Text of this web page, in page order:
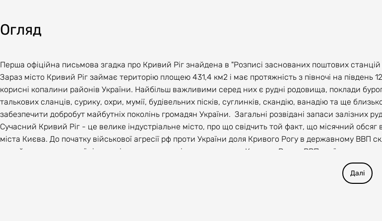
Огляд
Перша офіційна письмова згадка про Кривий Ріг знайдена в "Розписі заснованих поштових станцій
Зараз місто Кривий Ріг займає територію площею 431,4 км2 і має протяжність з півночі на
корисні копалини районів України. Найбільш важливими серед них є рудні родовища, поклади
талькових сланців, сурику, охри, мумії, будівельних пісків, суглинків, скандію, ванадію та ще
забезпечити добробут майбутніх поколінь громадян України. Загальні розвідані запаси залізних
Сучасний Кривий Ріг - це велике індустріальне місто, про що свідчить той факт, що місячний
міста Києва. До початку військової агресії рф проти України доля Кривого Рогу в державному ВВП
та руйнування великої кількості промислових підприємств доля Кривого Рогу в ВВП країни
Місто активно співпрацює з міжнародними організаціями/проєктами. Високий рівень довіри до
інфраструктурні проєкти та прискорювати інноваційні процеси в економіці міста. Кривий Ріг -Далі